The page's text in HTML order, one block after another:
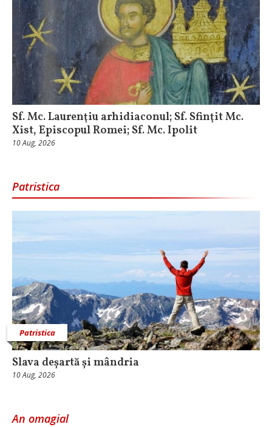
Sf. Mc. Laurenţiu arhidiaconul; Sf. Sfinţit Mc.
Xist, Episcopul Romei; Sf. Mc. Ipolit
10 Aug, 2026
Patristica
Patristica
Slava deșartă și mândria
10 Aug, 2026
An omagial